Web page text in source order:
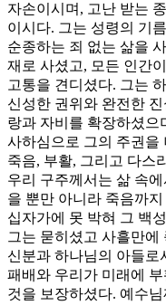
자손이시며, 고난 받는
이시다. 그는 성령의 기
순종하는 죄 없는 삶을
재로 사셨고, 모든 인간
고통을 견디셨다. 그는
신성한 권위와 완전한
랑과 자비를 확장하셨으
사하심으로 그의 주권을
죽음, 부활, 그리고 다스
우리 구주께서는 삶 속
을 뿐만 아니라 죽음까
십자가에 못 박혀 그 백
그는 묻히셨고 사흘만에
신분과 하나님의 아들로
패배와 우리가 미래에
것을 보장하셨다. 예수